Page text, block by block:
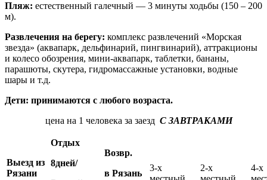
Пляж: естественный галечный — 3 минуты ходьбы (150 – 200
м).
Развлечения на берегу: комплекс развлечений «Морская
звезда» (аквапарк, дельфинарий, пингвинарий), аттракционы
и колесо обозрения, мини-аквапарк, таблетки, бананы,
парашюты, скутера, гидромассажные установки, водные
шары и т.д.
Дети: принимаются с любого возраста.
цена на 1 человека за заезд С ЗАВТРАКАМИ
Выезд из
Рязани
Отдых
8дней/
Возвр.
в Рязань
3-х
2-х
4-х